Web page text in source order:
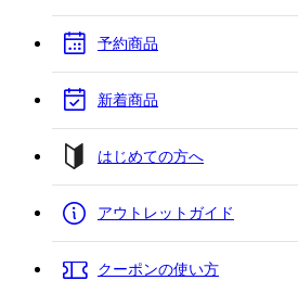
予約商品
新着商品
はじめての方へ
アウトレットガイド
クーポンの使い方